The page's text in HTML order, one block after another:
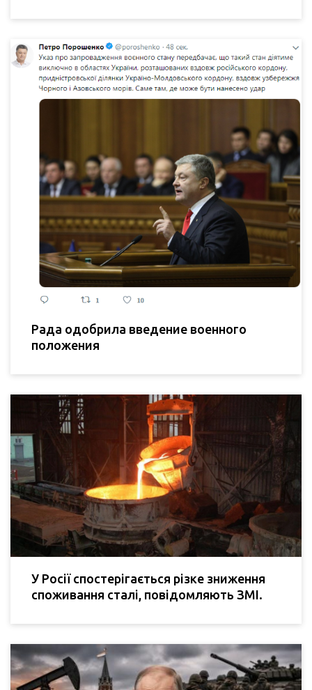
Рада одобрила введение военного
положения
У Росії спостерігається різке зниження
споживання сталі, повідомляють ЗМІ.